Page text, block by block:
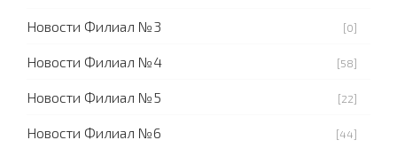
Новости Филиал №3 [0]
Новости Филиал №4 [58]
Новости Филиал №5 [22]
Новости Филиал №6 [44]